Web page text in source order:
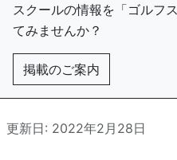
スクールの情報を「ゴルフ
てみませんか？
掲載のご案内
更新日: 2022年2月28日